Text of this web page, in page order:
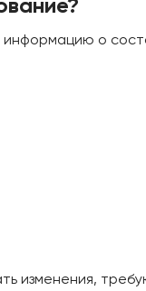
информацию о
изменения,